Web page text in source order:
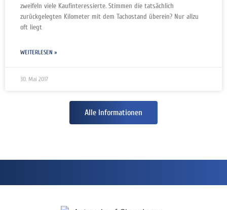
zweifeln viele Kaufinteressierte. Stimmen die tatsächlich
zurückgelegten Kilometer mit dem Tachostand überein? Nur allzu
oft liegt
WEITERLESEN »
30. Mai 2017
Alle Informationen